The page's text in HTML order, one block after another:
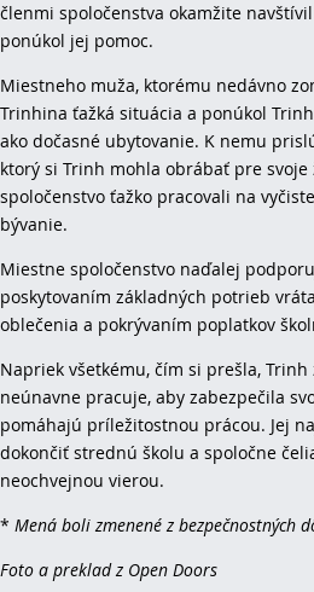
členmi spoločenstva okamžite
ponúkol jej pomoc.
Miestneho muža, ktorému nedávno
Trinhina ťažká situácia a ponúkol
ako dočasné ubytovanie. K nemu
ktorý si Trinh mohla obrábať pre svoje
spoločenstvo ťažko pracovali na
bývanie.
Miestne spoločenstvo naďalej
poskytovaním základných potrieb
oblečenia a pokrývaním poplatkov
Napriek všetkému, čím si prešla, Trinh
neúnavne pracuje, aby zabezpečila
pomáhajú príležitostnou prácou. Jej
dokončiť strednú školu a spoločne
neochvejnou vierou.
* Mená boli zmenené z bezpečnostných
Foto a preklad z Open Doors